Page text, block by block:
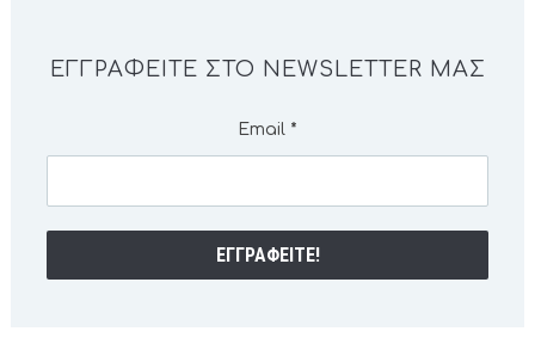
ΕΓΓΡΑΦΕΊΤΕ ΣΤΟ NEWSLETTER ΜΑΣ
Email *